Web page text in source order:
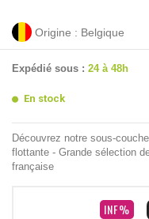
Origine : Belgique
Expédié sous : 24 à 48h
En stock
Découvrez notre sous-
flottante - Grande sélection
française
INF%